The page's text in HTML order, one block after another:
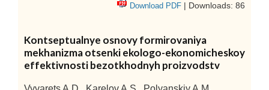
Download PDF | Downloads: 86
Kontseptualnye osnovy formirovaniya
mekhanizma otsenki ekologo-ekonomicheskoy
effektivnosti bezotkhodnyh proizvodstv